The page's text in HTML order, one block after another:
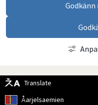
Godkänn
Translate
Åarjelsaemien